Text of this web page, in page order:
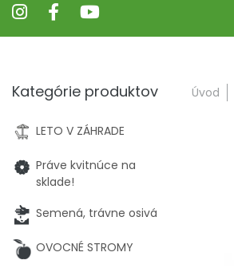
Úvod
Kategórie produktov
LETO V ZÁHRADE
Práve kvitnúce na
sklade!
Semená, trávne osivá
OVOCNÉ STROMY